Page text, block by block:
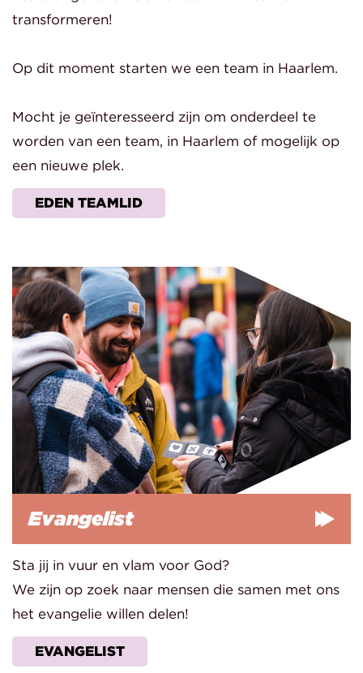
transformeren!
Op dit moment starten we een team in Haarlem.
Mocht je geïnteresseerd zijn om onderdeel te
worden van een team, in Haarlem of mogelijk op
een nieuwe plek.
EDEN TEAMLID
Evangelist
Sta jij in vuur en vlam voor God?
We zijn op zoek naar mensen die samen met ons
het evangelie willen delen!
EVANGELIST